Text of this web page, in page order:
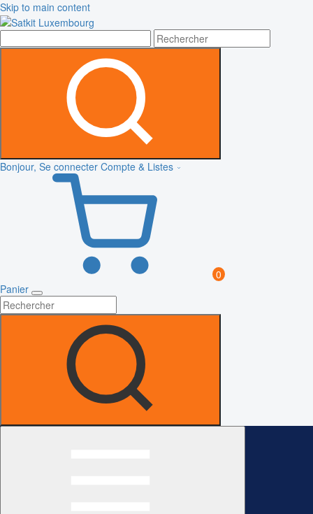
Skip to main content
Bonjour, Se connecter Compte & Listes
0
Panier